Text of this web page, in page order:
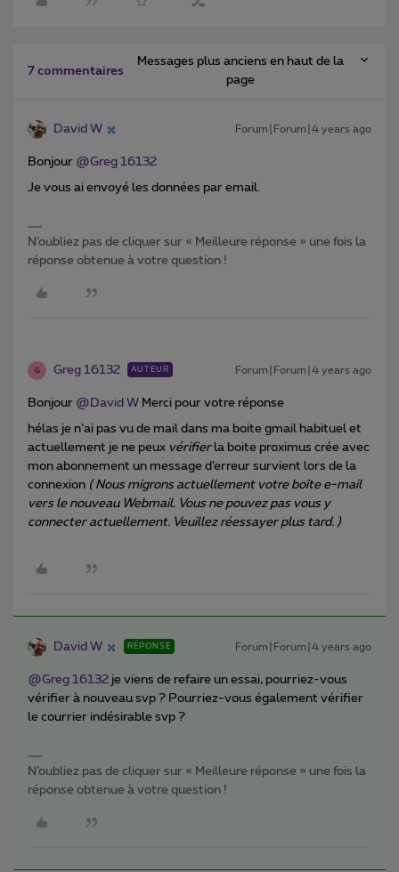
7 commentaires
Messages plus anciens en haut de la
page
David W Forum|Forum|4 years ago
Bonjour @Greg 16132
Je vous ai envoyé les données par email.
N’oubliez pas de cliquer sur « Meilleure réponse » une fois la
réponse obtenue à votre question !
G Greg 16132 AUTEUR Forum|Forum|4 years ago
Bonjour @David W Merci pour votre réponse
hélas je n’ai pas vu de mail dans ma boite gmail habituel et
actuellement je ne peux vérifierla boite proximus crée avec
mon abonnement un message d’erreur survient lors de la
connexion ( Nous migrons actuellement votre boîte e-mail
vers le nouveau Webmail. Vous ne pouvez pas vous y
connecter actuellement. Veuillez réessayer plus tard. )
David W RÉPONSE Forum|Forum|4 years ago
@Greg 16132 je viens de refaire un essai, pourriez-vous
vérifier à nouveau svp ? Pourriez-vous également vérifier
le courrier indésirable svp ?
N’oubliez pas de cliquer sur « Meilleure réponse » une fois la
réponse obtenue à votre question !